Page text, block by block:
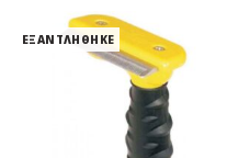
ΕΞΑΝΤΛΗΘΗΚΕ